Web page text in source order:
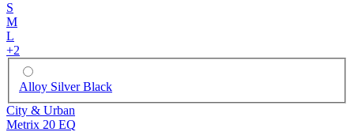
S
M
L
+2
Alloy Silver Black
City & Urban
Metrix 20 EQ